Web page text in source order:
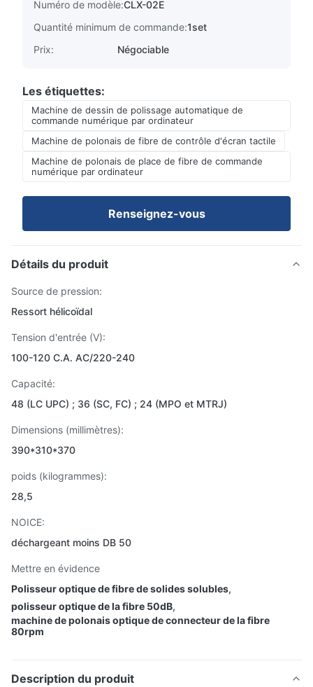
Numéro de modèle:CLX-02E
Quantité minimum de commande:1set
Prix:
Négociable
Les étiquettes:
Machine de dessin de polissage automatique de
commande numérique par ordinateur
Machine de polonais de fibre de contrôle d'écran tactile
Machine de polonais de place de fibre de commande
numérique par ordinateur
Renseignez-vous
Détails du produit
Source de pression:
Ressort hélicoïdal
Tension d'entrée (V):
100-120 C.A. AC/220-240
Capacité:
48 (LC UPC) ; 36 (SC, FC) ; 24 (MPO et MTRJ)
Dimensions (millimètres):
390*310*370
poids (kilogrammes):
28,5
NOICE:
déchargeant moins DB 50
Mettre en évidence
Polisseur optique de fibre de solides solubles,
polisseur optique de la fibre 50dB,
machine de polonais optique de connecteur de la fibre
80rpm
Description du produit